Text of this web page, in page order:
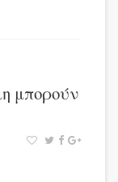
μπορούν